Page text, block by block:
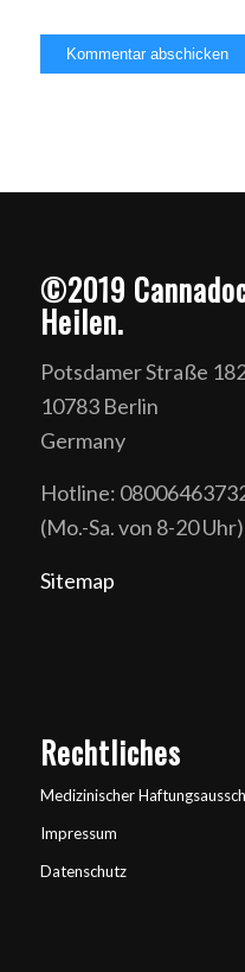
©2019
Heilen.
Potsdamer Straße
10783 Berlin
Germany
Hotline:
(Mo.-Sa. von 8-20 Uhr)
Sitemap
Rechtliches
Medizinischer
Impressum
Datenschutz